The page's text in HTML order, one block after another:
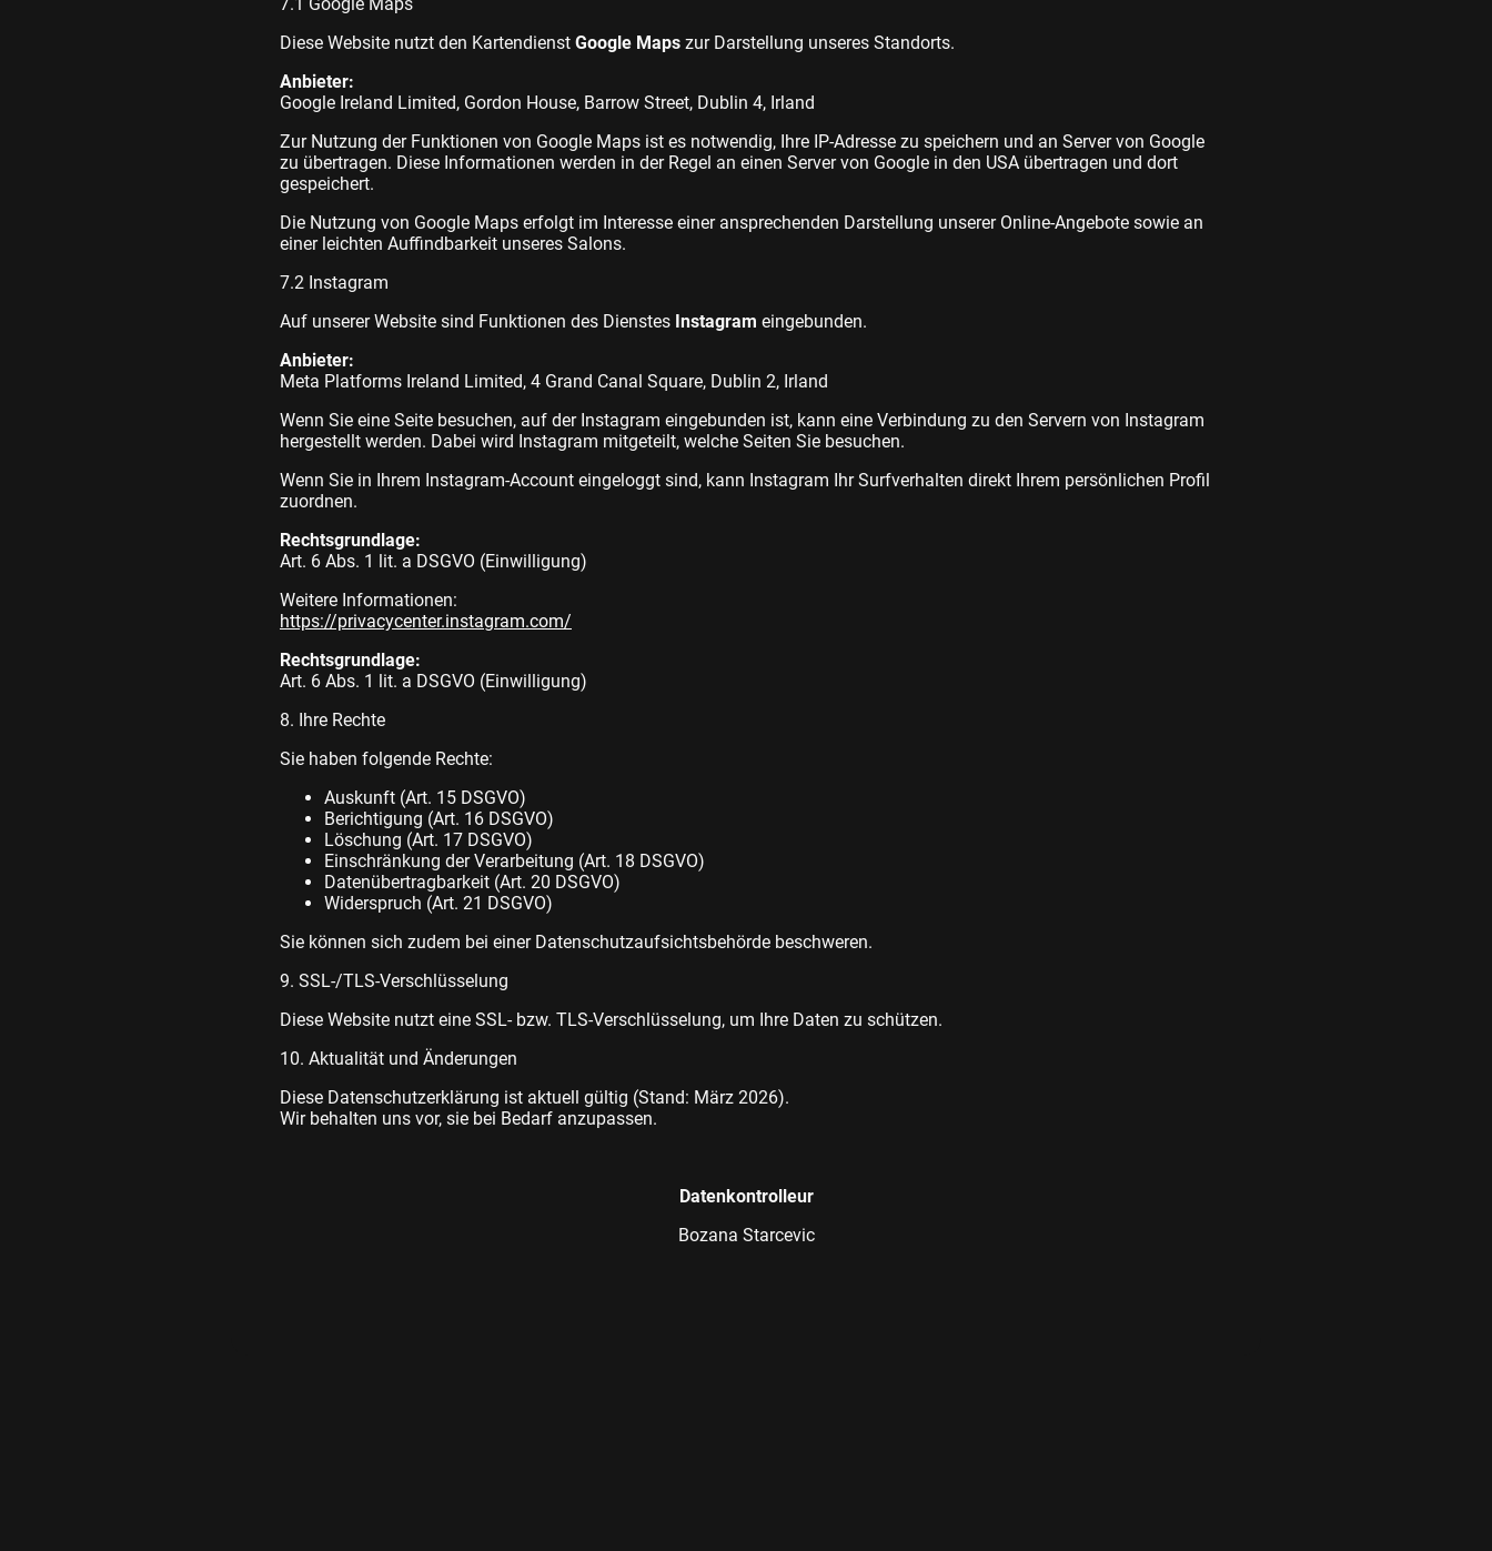
Diese Website nutzt den Kartendienst Google Maps zur Darstellung unseres Standorts.
Anbieter:
Google Ireland Limited, Gordon House, Barrow Street, Dublin 4, Irland
Zur Nutzung der Funktionen von Google Maps ist es notwendig, Ihre IP-Adresse zu speichern und an Server von Google
zu übertragen. Diese Informationen werden in der Regel an einen Server von Google in den USA übertragen und dort
gespeichert.
Die Nutzung von Google Maps erfolgt im Interesse einer ansprechenden Darstellung unserer Online-Angebote sowie an
einer leichten Auffindbarkeit unseres Salons.
7.2 Instagram
Auf unserer Website sind Funktionen des Dienstes Instagram eingebunden.
Anbieter:
Meta Platforms Ireland Limited, 4 Grand Canal Square, Dublin 2, Irland
Wenn Sie eine Seite besuchen, auf der Instagram eingebunden ist, kann eine Verbindung zu den Servern von Instagram
hergestellt werden. Dabei wird Instagram mitgeteilt, welche Seiten Sie besuchen.
Wenn Sie in Ihrem Instagram-Account eingeloggt sind, kann Instagram Ihr Surfverhalten direkt Ihrem persönlichen Profil
zuordnen.
Rechtsgrundlage:
Art. 6 Abs. 1 lit. a DSGVO (Einwilligung)
Weitere Informationen:
https://privacycenter.instagram.com/
Rechtsgrundlage:
Art. 6 Abs. 1 lit. a DSGVO (Einwilligung)
8. Ihre Rechte
Sie haben folgende Rechte:
Auskunft (Art. 15 DSGVO)
Berichtigung (Art. 16 DSGVO)
Löschung (Art. 17 DSGVO)
Einschränkung der Verarbeitung (Art. 18 DSGVO)
Datenübertragbarkeit (Art. 20 DSGVO)
Widerspruch (Art. 21 DSGVO)
Sie können sich zudem bei einer Datenschutzaufsichtsbehörde beschweren.
9. SSL-/TLS-Verschlüsselung
Diese Website nutzt eine SSL- bzw. TLS-Verschlüsselung, um Ihre Daten zu schützen.
10. Aktualität und Änderungen
Diese Datenschutzerklärung ist aktuell gültig (Stand: März 2026).
Wir behalten uns vor, sie bei Bedarf anzupassen.
Datenkontrolleur
Bozana Starcevic